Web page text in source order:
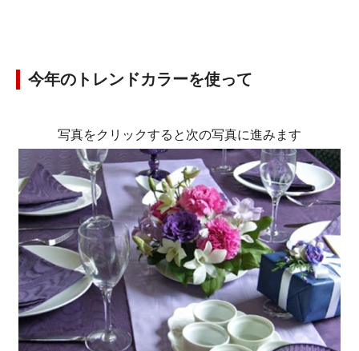
今年のトレンドカラーを使って
写真をクリックすると次の写真に進みます